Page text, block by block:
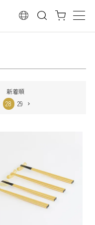
検索
新着順
28 29